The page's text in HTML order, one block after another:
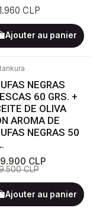
CLP
Ajouter au panier
NEGRAS
60 GRS. +
DE OLIVA
AROMA DE
NEGRAS 50
CLP
CLP
Ajouter au panier